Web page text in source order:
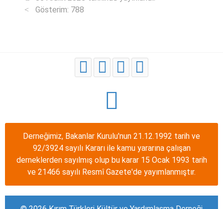
Gösterim: 788
Derneğimiz, Bakanlar Kurulu'nun 21.12.1992 tarih ve
92/3924 sayılı Kararı ile kamu yararına çalışan
derneklerden sayılmış olup bu karar 15 Ocak 1993 tarih
ve 21466 sayılı Resmî Gazete'de yayımlanmıştır.